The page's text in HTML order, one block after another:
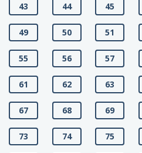
43 44 45
49 50 51
55 56 57
61 62 63
67 68 69
73 74 75